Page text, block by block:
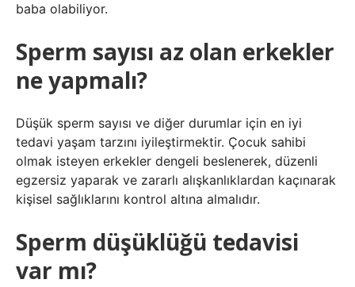
baba olabiliyor.
Sperm sayısı az olan erkekler
ne yapmalı?
Düşük sperm sayısı ve diğer durumlar için en iyi
tedavi yaşam tarzını iyileştirmektir. Çocuk sahibi
olmak isteyen erkekler dengeli beslenerek, düzenli
egzersiz yaparak ve zararlı alışkanlıklardan kaçınarak
kişisel sağlıklarını kontrol altına almalıdır.
Sperm düşüklüğü tedavisi
var mı?